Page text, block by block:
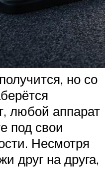
но со
любой аппарат
под свои
Несмотря
друг на друга,